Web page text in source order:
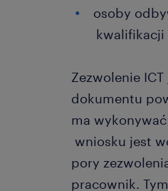
osoby
kwalifikacji
Zezwolenie
dokumentu
ma
wniosku jest
pory
pracownik.